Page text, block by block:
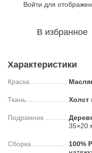
Войти для
В избранное
Характеристики
Краска
Ткань Холст
Подрамник
35×20
Сборка 100%